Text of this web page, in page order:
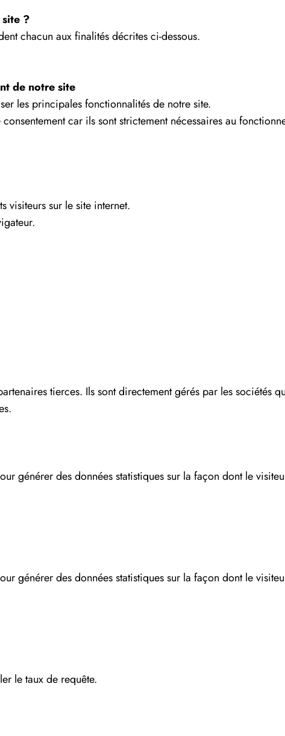
?
chacun aux finalités décrites ci-dessous.
de notre site
les principales fonctionnalités de notre site.
car ils sont strictement nécessaires au
visiteurs sur le site internet.
tierces. Ils sont directement gérés par les sociétés
générer des données statistiques sur la façon dont le
générer des données statistiques sur la façon dont le
le taux de requête.